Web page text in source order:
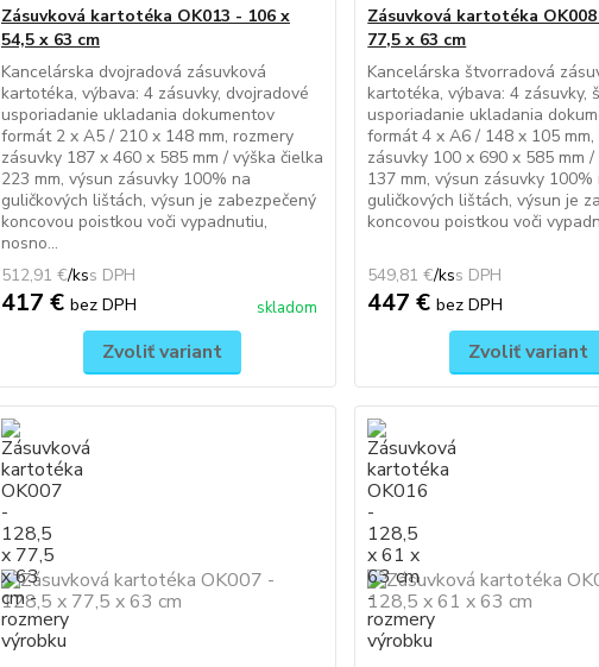
Zásuvková kartotéka OK013 - 106 x
54,5 x 63 cm
Kancelárska dvojradová zásuvková
kartotéka, výbava: 4 zásuvky, dvojradové
usporiadanie ukladania dokumentov
formát 2 x A5 / 210 x 148 mm, rozmery
zásuvky 187 x 460 x 585 mm / výška čielka
223 mm, výsun zásuvky 100% na
guličkových lištách, výsun je zabezpečený
koncovou poistkou voči vypadnutiu,
nosno...
512,91 €/ks
417 € bez DPH skladom
Zvoliť variant
Zásuvková kartotéka
77,5 x 63 cm
Kancelárska štvorradová
kartotéka, výbava: 4 zásuvky,
usporiadanie ukladania
formát 4 x A6 / 148 x 105
zásuvky 100 x 690 x 585 mm
137 mm, výsun zásuvky 100%
guličkových lištách, výsun je
koncovou poistkou voči
549,81 €/ks
447 €bez DPH
Zvoliť variant